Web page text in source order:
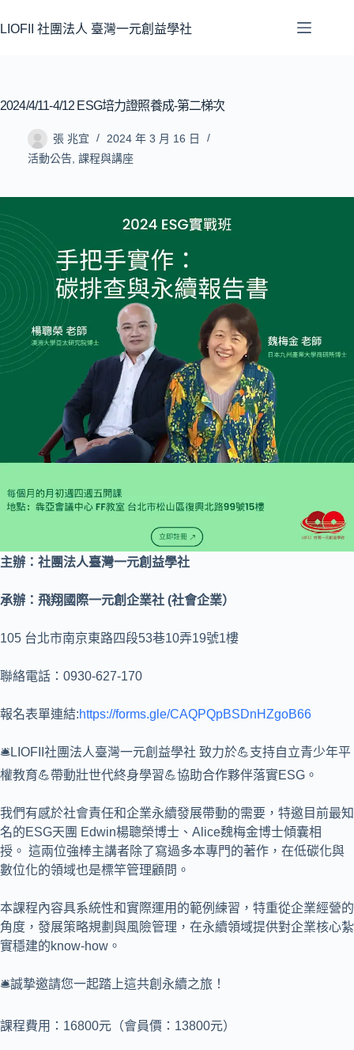
LIOFII 社團法人 臺灣一元創益學社
2024/4/11-4/12 ESG培力證照養成-第二梯次
張 兆宜
2024 年 3 月 16 日
活動公告 課程與講座
主辦：社團法人臺灣一元創益學社
承辦 ：飛翔國際一元創企業社 (社會企業）
105 台北市南京東路四段53巷10弄19號1樓
聯絡電話：0930-627-170
報名表單連結:https://forms.gle/CAQPQpBSDnHZgoB66
🛎️LIOFII社團法人臺灣一元創益學社 致力於💪支持自立青少年平
權教育💪帶動壯世代終身學習💪協助合作夥伴落實ESG。
我們有感於社會責任和企業永續發展帶動的需要，特邀目前最知
名的ESG天團 Edwin楊聰榮博士、Alice魏梅金博士傾囊相
授。 這兩位強棒主講者除了寫過多本專門的著作，在低碳化與
數位化的領域也是標竿管理顧問。
本課程內容具系統性和實際運用的範例練習，特重從企業經營的
角度，發展策略規劃與風險管理，在永續領域提供對企業核心紮
實穩建的know-how。
🛎誠摯邀請您一起踏上這共創永續之旅！
課程費用：16800元（會員價：13800元）